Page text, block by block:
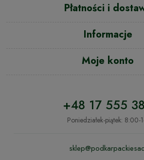
Płatności i
Informacje
Moje konto
+48 17 555
Poniedziałek-piątek: 8:00-